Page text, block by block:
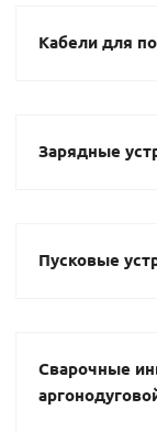
Кабели для
Зарядные
Пусковые
Сварочные